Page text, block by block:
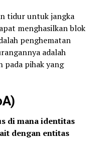
tidur untuk jangka
menghasilkan blok
penghematan
adalah
pada pihak yang
di mana identitas
dengan entitas